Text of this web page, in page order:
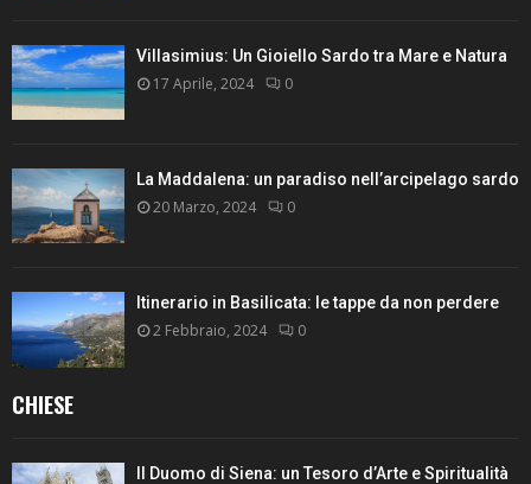
Villasimius: Un Gioiello Sardo tra Mare e Natura
17 Aprile, 2024 0
La Maddalena: un paradiso nell’arcipelago sardo
20 Marzo, 2024 0
Itinerario in Basilicata: le tappe da non perdere
2 Febbraio, 2024 0
CHIESE
Il Duomo di Siena: un Tesoro d’Arte e Spiritualità